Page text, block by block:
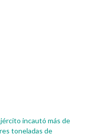
incautó más de
toneladas de